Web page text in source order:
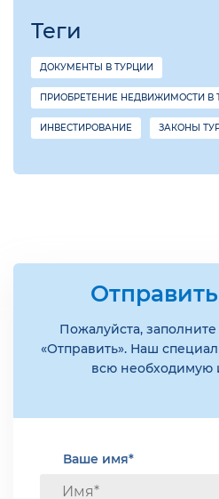
Теги
ДОКУМЕНТЫ В ТУРЦИИ
ПРИОБРЕТЕНИЕ НЕДВИЖИМОСТИ В
ИНВЕСТИРОВАНИЕ ЗАКОНЫ
Пожалуйста,
«Отправить». Наш
всю
Ваше имя*